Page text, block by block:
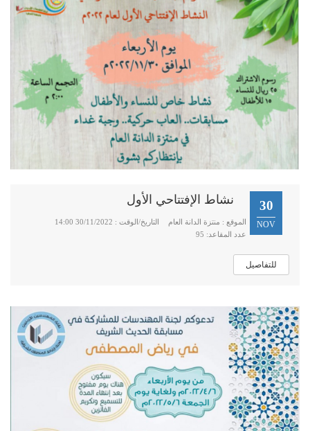
30
NOV
نشاط الإفتتاحي الأول
الموقع : منتزة الدانة العام
التاريخ/الوقت : 30/11/2022 14:00
عدد المقاعد: 95
للتفاصيل